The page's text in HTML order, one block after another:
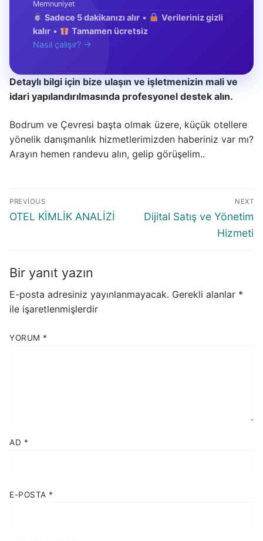
Memnuniyet
Sadece 5 dakikanızı alır •
Verileriniz gizli
kalır •
Tamamen ücretsiz
Nasıl çalışır? →
Detaylı bilgi için bize ulaşın ve işletmenizin mali ve
idari yapılandırılmasında profesyonel destek alın.
Bodrum ve Çevresi başta olmak üzere, küçük otellere
yönelik danışmanlık hizmetlerimizden haberiniz var mı?
Arayın hemen randevu alın, gelip görüşelim..
Yazı
gezinmesi
PREVIOUS
Previous
OTEL KİMLİK ANALİZİ
NEXT
Next
Dijital Satış ve Yönetim
Hizmeti
Bir yanıt yazın
E-posta adresiniz yayınlanmayacak. Gerekli alanlar *
ile işaretlenmişlerdir
YORUM *
AD *
E-POSTA *